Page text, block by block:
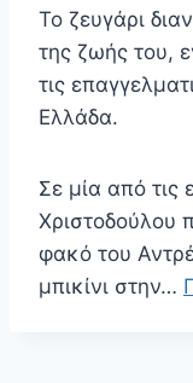
Το ζευγάρι
της ζωής του,
τις
Ελλάδα.
Σε μία από τις
Χριστοδούλου
φακό του
μπικίνι στην…